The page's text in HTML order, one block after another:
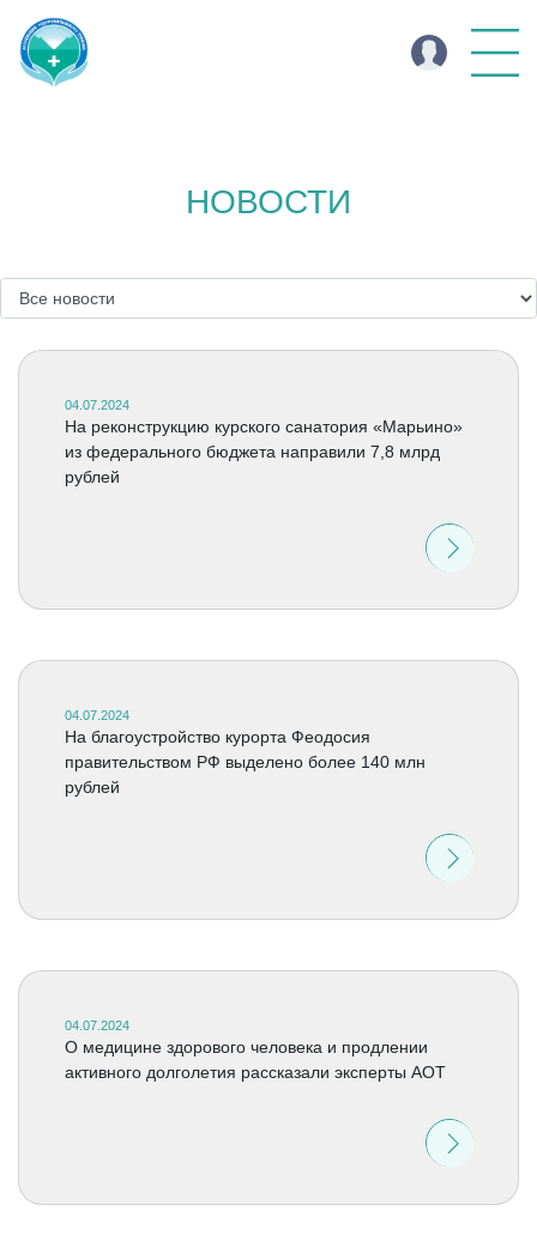
НОВОСТИ
04.07.2024
На реконструкцию курского санатория «Марьино»
из федерального бюджета направили 7,8 млрд
рублей
04.07.2024
На благоустройство курорта Феодосия
правительством РФ выделено более 140 млн
рублей
04.07.2024
О медицине здорового человека и продлении
активного долголетия рассказали эксперты АОТ